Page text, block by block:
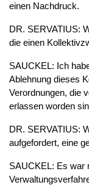
einen Nachdruck.
DR. SERVATIUS:
die einen
SAUCKEL: Ich
Ablehnung dieses
Verordnungen, die
erlassen worden
DR. SERVATIUS:
aufgefordert, eine
SAUCKEL: Es war